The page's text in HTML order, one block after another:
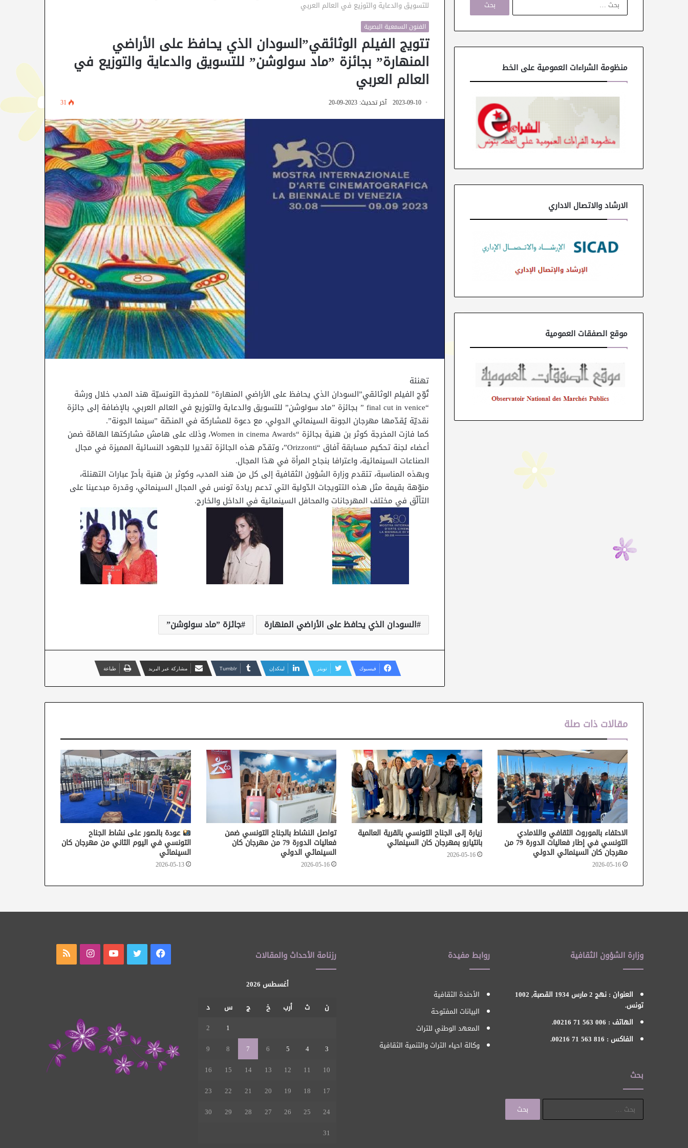
للتسويق والدعاية والتوزيع في العالم العربي
الفنون السمعية البصرية
تتويج الفيلم الوثائقي”السودان الذي يحافظ على الأراضي
المنهارة” بجائزة ”ماد سولوشن” للتسويق والدعاية والتوزيع في
العالم العربي
2023-09-10 آخر تحديث: 2023-09-20 31
تهنئة
تُوّج الفيلم الوثائقي”السودان الذي يحافظ على الأراضي المنهارة” للمخرجة التونسيّة هند المدب خلال ورشة
“final cut in venice ” بجائزة ”ماد سولوشن” للتسويق والدعاية والتوزيع في العالم العربي، بالإضافة إلى جائزة
نقديّة يُقدّمها مهرجان الجونة السينمائي الدولي، مع دعوة للمشاركة في المنصّة ”سينما الجونة”.
كما فازت المخرجة كوثر بن هنية بجائزة “Women in cinema Awards، وذلك على هامش مشاركتها الهامّة ضمن
أعضاء لجنة تحكيم مسابقة آفاق “Orizzonti”، وتقدّم هذه الجائزة تقديرا للجهود النسائية المميزة في مجال
الصناعات السينمائية، واعترافا بنجاح المرأة في هذا المجال.
وبهذه المناسبة، تتقدم وزارة الشؤون الثقافية إلى كل من هند المدب، وكوثر بن هنية بأحرّ عبارات التهنئة،
منوّهة بقيمة مثل هذه التتويجات الدّولية التي تدعم ريادة تونس في المجال السينمائي، وقدرة مبدعينا على
التألّق في مختلف المهرجانات والمحافل السينمائية في الداخل والخارج.
السودان الذي يحافظ على الأراضي المنهارة جائزة ”ماد سولوشن”
فيسبوك تويتر لينكدإن مشاركة عبر البريد طباعة
ح
ن
منظومة الشراءات العمومية على الخط
الارشاد والاتصال الاداري
موقع الصفقات العمومية
مقالات ذات صلة
الاحتفاء بالموروث الثقافي واللامادي
التونسي في إطار فعاليات الدورة 79 من
مهرجان كان السينمائي الدولي
2026-05-16
زيارة إلى الجناح التونسي بالقرية العالمية
بانتيارو بمهرجان كان السينمائي
2026-05-16
تواصل النشاط بالجناح التونسي ضمن
فعاليات الدورة 79 من مهرجان كان
السينمائي الدولي
2026-05-16
عودة بالصور على نشاط الجناح
التونسي في اليوم الثاني من مهرجان كان
السينمائي
2026-05-13
وزارة الشؤون الثقافية
العنوان : نهج 2 مارس 1934 القصبة, 1002
تونس.
الهاتف : 006 563 71 00216.
الفاكس : 816 563 71 00216.
بحث
روابط مفيدة
الأحندة الثقافية
البيانات المفتوحة
المعهد الوطني للتراث
وكالة احياء التراث والتنمية الثقافية
رزنامة الأحداث والمقالات
أغسطس 2026
ن
ث أرب خ ج س
د
1
2
3
4
5
6
7
8
9
10
11
12
13
14
15
16
17
18
19
20
21
22
23
24
25
26
27
28
29
30
31
فيسبوك تويتر يوتيوب انستقرام